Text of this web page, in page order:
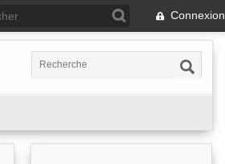
Connexion